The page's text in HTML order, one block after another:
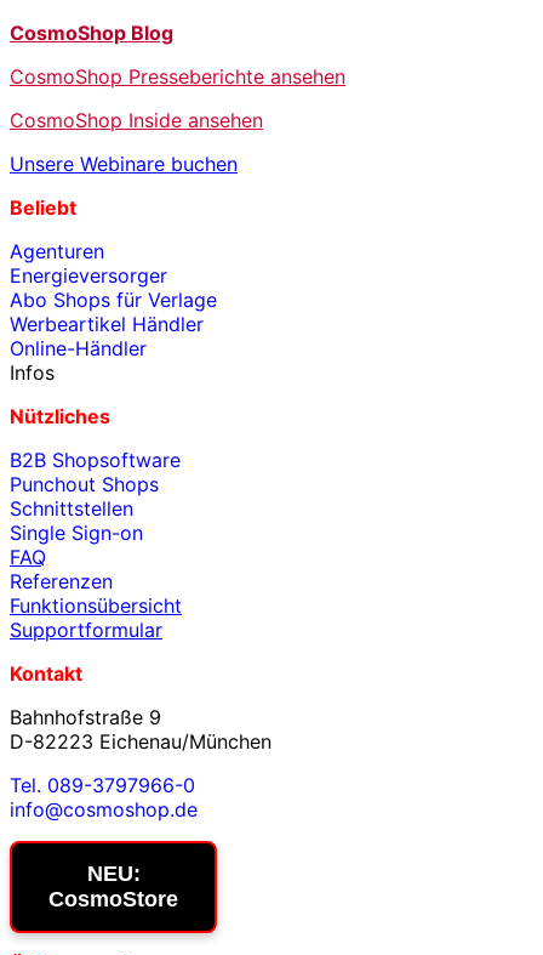
CosmoShop Blog
CosmoShop Presseberichte ansehen
CosmoShop Inside ansehen
Unsere Webinare buchen
Beliebt
Agenturen
Energieversorger
Abo Shops für Verlage
Werbeartikel Händler
Online-Händler
Infos
Nützliches
B2B Shopsoftware
Punchout Shops
Schnittstellen
Single Sign-on
FAQ
Referenzen
Funktionsübersicht
Supportformular
Kontakt
Bahnhofstraße 9
D-82223 Eichenau/München
Tel. 089-3797966-0
info@cosmoshop.de
NEU:
CosmoStore